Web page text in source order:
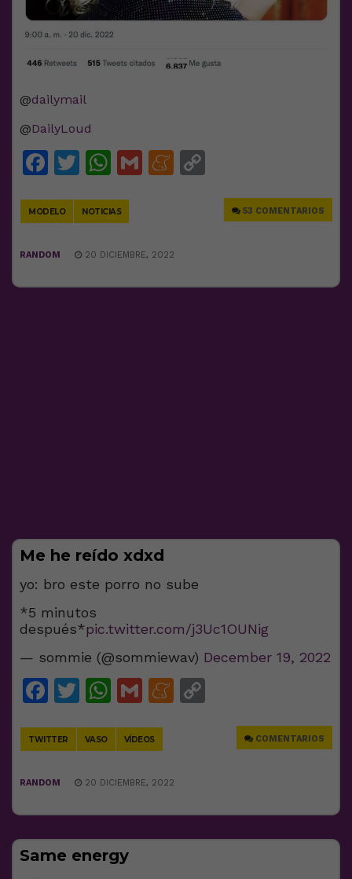
@dailymail
@DailyLoud
Facebook
Twitter
WhatsApp
GmailMeneame
MODELO NOTICIAS 53 COMENTARIOS
RANDOM 20 DICIEMBRE, 2022
Me he reído xdxd
yo: bro este porro no sube
*5 minutos
después*pic.twitter.com/j3Uc1OUNig
— sommie (@sommiewav) December 19, 2022
Facebook
Twitter
WhatsApp
GmailMeneame
TWITTER VASO VÍDEOS COMENTARIOS
RANDOM 20 DICIEMBRE, 2022
Same energy